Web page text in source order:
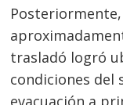
Posteriormente,
trasladó logró
condiciones
Navegación
de